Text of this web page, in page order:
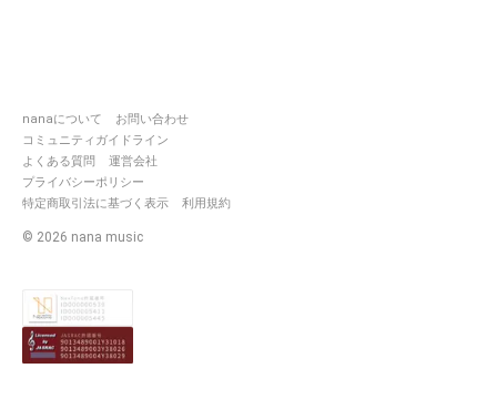
nanaについて
お問い合わせ
コミュニティガイドライン
よくある質問
運営会社
プライバシーポリシー
特定商取引法に基づく表示
利用規約
© 2026 nana music